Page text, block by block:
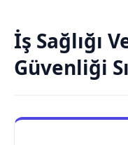
İş Sağlığı
Güvenliği